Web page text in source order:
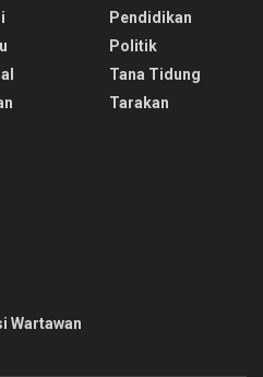
Pendidikan
Politik
Tana Tidung
Tarakan
Wartawan